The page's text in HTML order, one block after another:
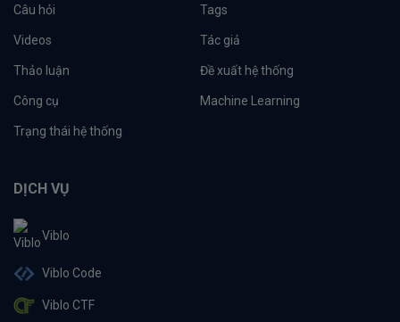
Câu hỏi Tags
Videos Tác giả
Thảo luận Đề xuất hệ thống
Công cụ Machine Learning
Trạng thái hệ thống
DỊCH VỤ
Viblo
Viblo Code
Viblo CTF